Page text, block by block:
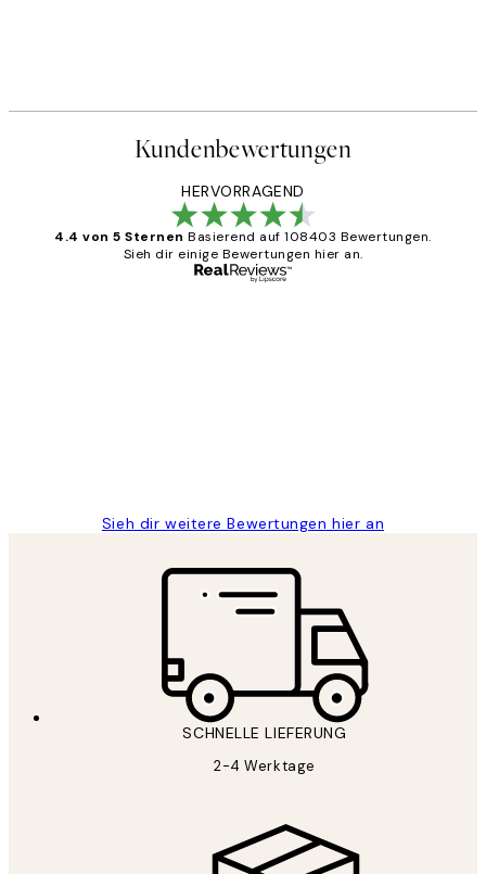
Kundenbewertungen
HERVORRAGEND
4.4 von 5 Sternen Basierend auf 108403 Bewertungen.
Sieh dir einige Bewertungen hier an.
Sieh dir weitere Bewertungen hier an
SCHNELLE LIEFERUNG
2-4 Werktage